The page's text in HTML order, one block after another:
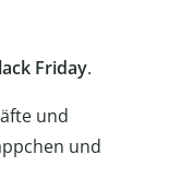
Friday.
und
und